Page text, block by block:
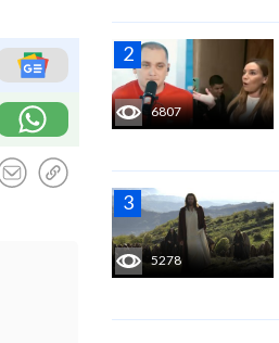
6807
5278